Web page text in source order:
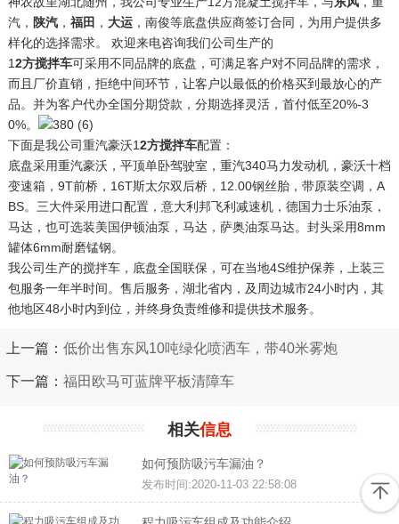
汽， 陕汽， 福田 ， 大运，南俊等底盘供应商签订合同，为用户提供多
样化的选择需求。 欢迎来电咨询我们公司生产的
12方搅拌车可采用不同品牌的底盘，可满足客户对不同品牌的需求，
而且厂价直销，拒绝中间环节，让客户以最低的价格买到最放心的产
品。并为客户代办全国分期贷款，分期选择灵活，首付低至20%-3
0%。
下面是我公司重汽豪沃12方搅拌车配置：
底盘采用重汽豪沃，平顶单卧驾驶室，重汽340马力发动机，豪沃十档
变速箱，9T前桥，16T斯太尔双后桥，12.00钢丝胎，带原装空调，A
BS。三大件采用进口配置，意大利邦飞利减速机，德国力士乐油泵，
马达，也可选装美国伊顿油泵，马达，萨奥油泵马达。封头采用8mm
罐体6mm耐磨锰钢。
我公司生产的搅拌车，底盘全国联保，可在当地4S维护保养，上装三
包服务一年半时间。售后服务，湖北省内，及周边城市24小时内，其
他地区48小时内到位，并终身负责维修和提供技术服务。
上一篇： 低价出售东风10吨绿化喷洒车，带40米雾炮
下一篇： 福田欧马可蓝牌平板清障车
相关信息
如何预防吸污车漏油？
发布时间:2020-11-03 22:58:08